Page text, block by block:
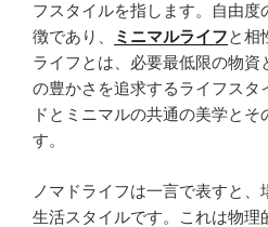
フスタイルを指します。自由度
徴であり、
ミニマルライフと相
ライフとは、必要最低限の物資
の豊かさを追求するライフスタ
ドとミニマルの共通の美学とそ
す。
ノマドライフは一言で表すと
生活スタイルです。これは物理